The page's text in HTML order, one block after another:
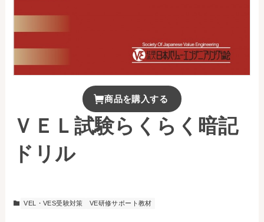
商品を購入する
ＶＥＬ試験らくらく暗記
ドリル
VEL・VES受験対策 VE研修サポート教材